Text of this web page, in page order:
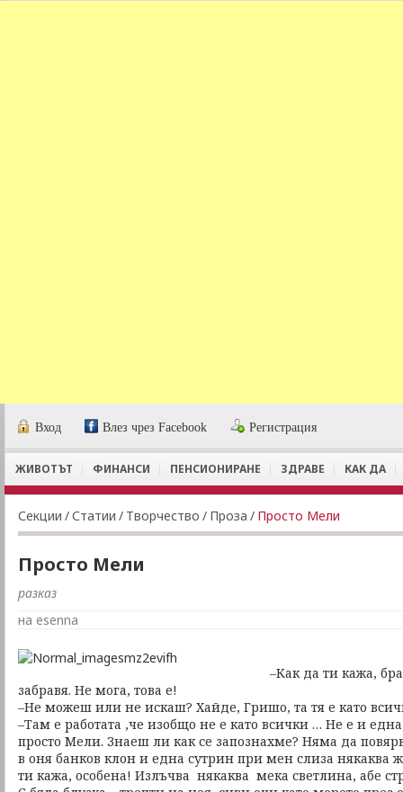
Вход Влез чрез Facebook Регистрация
ЖИВОТЪТ ФИНАНСИ ПЕНСИОНИРАНЕ ЗДРАВЕ КАК ДА
Секции /Статии / Творчество / Проза / Просто Мели
Просто Мели
разказ
на esenna
–Как да ти кажа,
забравя. Не мога, това е!
–Не можеш или не искаш? Хайде, Гришо, та тя е като
–Там е работата ,че изобщо не е като всички … Не е и
просто Мели. Знаеш ли как се запознахме? Няма да
в оня банков клон и една сутрин при мен слиза някаква
ти кажа, особена! Излъчва някаква мека светлина, абе